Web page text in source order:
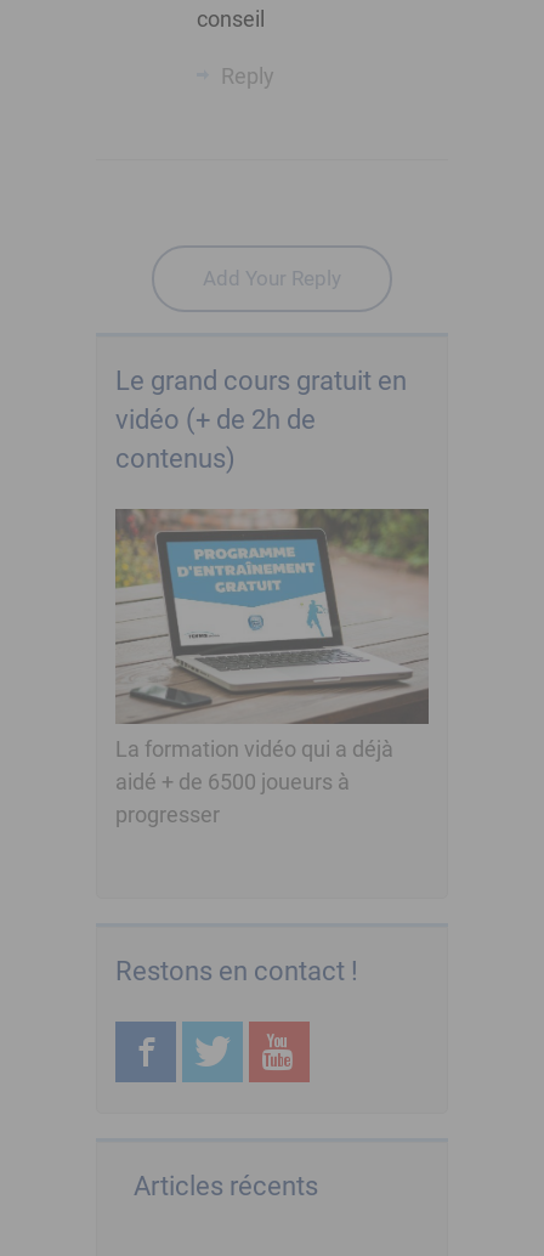
Le grand cours gratuit en
vidéo (+ de 2h de
contenus)
La formation vidéo qui a déjà
aidé + de 6500 joueurs à
progresser
Restons en contact !
Articles récents
conseil
Reply
Add Your Reply